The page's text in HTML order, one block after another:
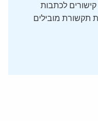
מאז 2002, ומציע קישורים לכתבות
תקשורת מובילים